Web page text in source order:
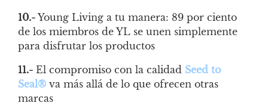
10.- Young Living a tu manera: 89 por ciento
de los miembros de YL se unen simplemente
para disfrutar los productos
11.- El compromiso con la calidad Seed to
Seal® va más allá de lo que ofrecen otras
marcas